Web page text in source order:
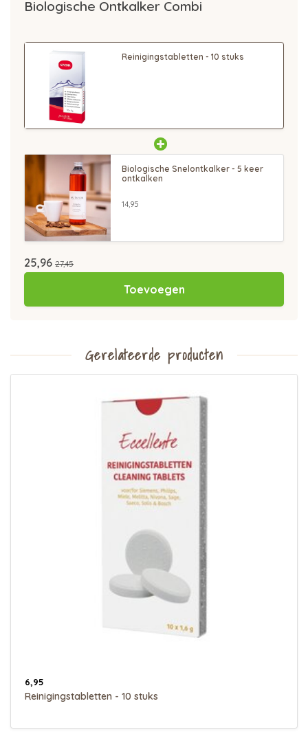
Biologische Ontkalker Combi
Reinigingstabletten - 10 stuks
Biologische Snelontkalker - 5 keer
ontkalken
14,95
25,96 27,45
Toevoegen
Gerelateerde producten
6,95
Reinigingstabletten - 10 stuks